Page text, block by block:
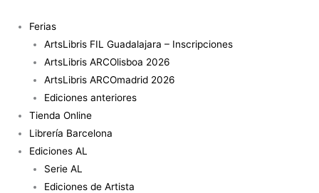
contenido
Ferias
ArtsLibris FIL Guadalajara – Inscripciones
ArtsLibris ARCOlisboa 2026
ArtsLibris ARCOmadrid 2026
Ediciones anteriores
Tienda Online
Librería Barcelona
Ediciones AL
Serie AL
Ediciones de Artista